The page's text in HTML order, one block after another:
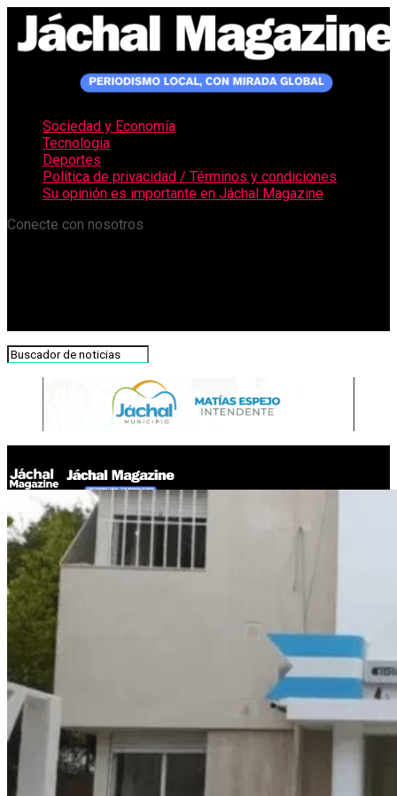
Sociedad y Economía
Tecnologia
Deportes
Política de privacidad / Términos y condiciones
Su opinión es importante en Jáchal Magazine
Conecte con nosotros
Jáchal Magazine
UDAP confirmó que se adhiere al paro nacional del 9 de mayo